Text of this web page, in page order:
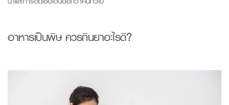
อาหารเป็นพิษควรกินยาอะไรดี?